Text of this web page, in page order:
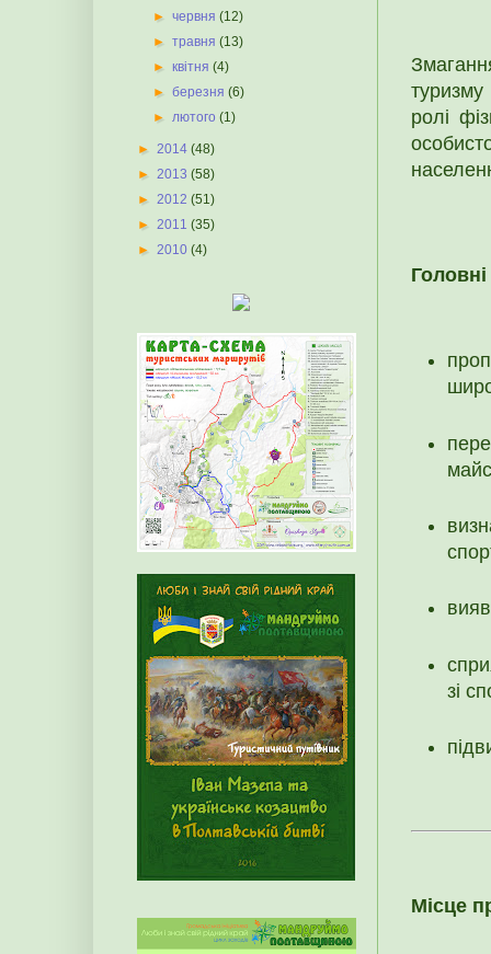
ролі
зі
Місце
►червня(12)
►травня(13)
►квітня(4)
►березня(6)
►лютого(1)
► 2014 (48)
► 2013 (58)
► 2012 (51)
► 2011 (35)
► 2010 (4)